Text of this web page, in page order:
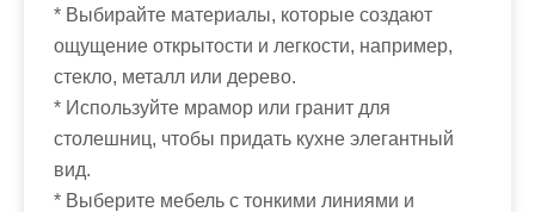
* Выбирайте материалы, которые создают
ощущение открытости и легкости, например,
стекло, металл или дерево.
* Используйте мрамор или гранит для
столешниц, чтобы придать кухне элегантный
вид.
* Выберите мебель с тонкими линиями и